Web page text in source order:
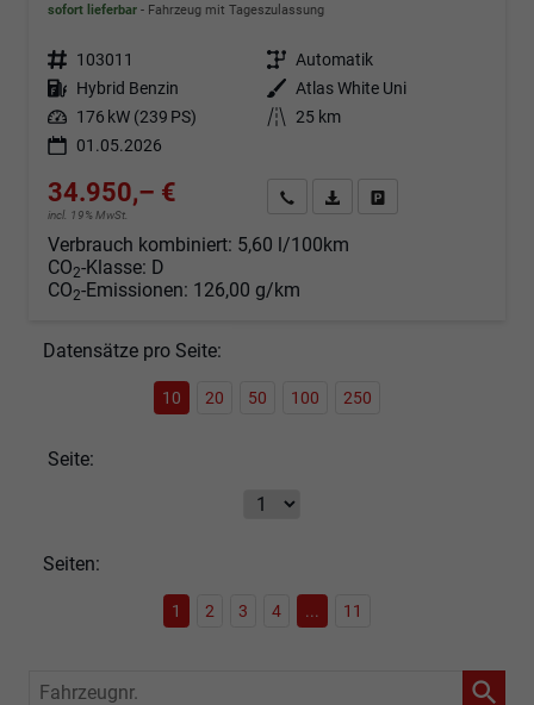
sofort lieferbar Fahrzeug mit Tageszulassung
Fahrzeugnr. 103011 Getriebe Automatik
Kraftstoff Hybrid Benzin Außenfarbe Atlas White Uni
Leistung 176 kW (239 PS) Kilometerstand 25 km
01.05.2026
34.950,– €
incl. 19% MwSt.
Angebot anfordern
Fahrzeugexpose (PDF)
Verbrauch kombiniert: 5,60 l/100km
CO2-Klasse: D
CO2-Emissionen: 126,00 g/km
Datensätze pro Seite:
10 20 50 100 250
Seite:
Seiten:
1 2 3 4 ... 11
Fahrzeugnr.